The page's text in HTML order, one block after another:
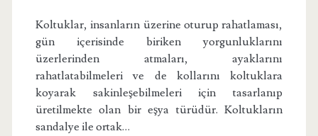
Koltuklar, insanların üzerine oturup rahatlaması,
gün içerisinde biriken yorgunluklarını
üzerlerinden atmaları, ayaklarını
rahatlatabilmeleri ve de kollarını koltuklara
koyarak sakinleşebilmeleri için tasarlanıp
üretilmekte olan bir eşya türüdür. Koltukların
sandalye ile ortak…